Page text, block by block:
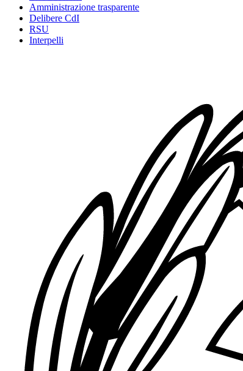
Amministrazione trasparente
Delibere CdI
RSU
Interpelli